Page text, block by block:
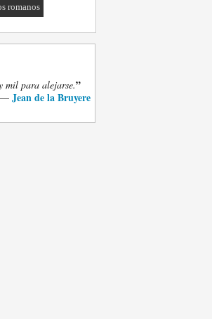
romanos
mil para alejarse.”
— Jean de la Bruyere